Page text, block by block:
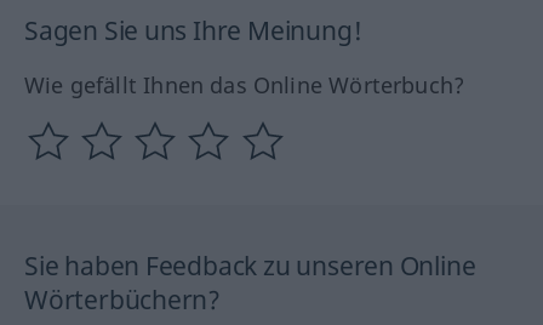
Sagen Sie uns Ihre Meinung!
Wie gefällt Ihnen das Online Wörterbuch?
Sie haben Feedback zu unseren Online
Wörterbüchern?